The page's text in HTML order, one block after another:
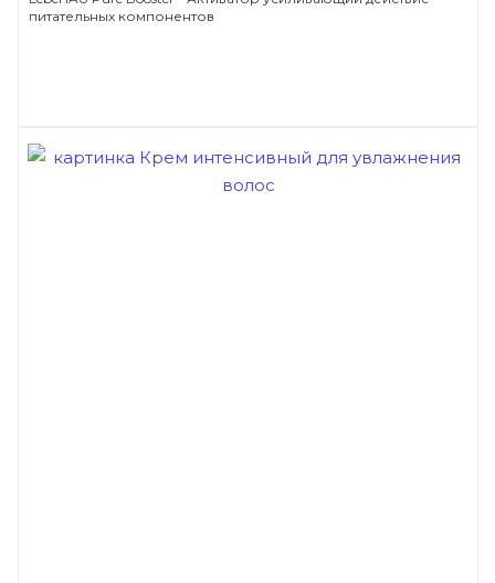
питательных компонентов